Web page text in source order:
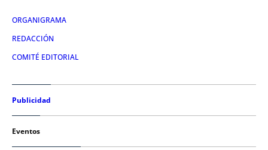
ORGANIGRAMA
REDACCIÓN
COMITÉ EDITORIAL
Publicidad
Eventos